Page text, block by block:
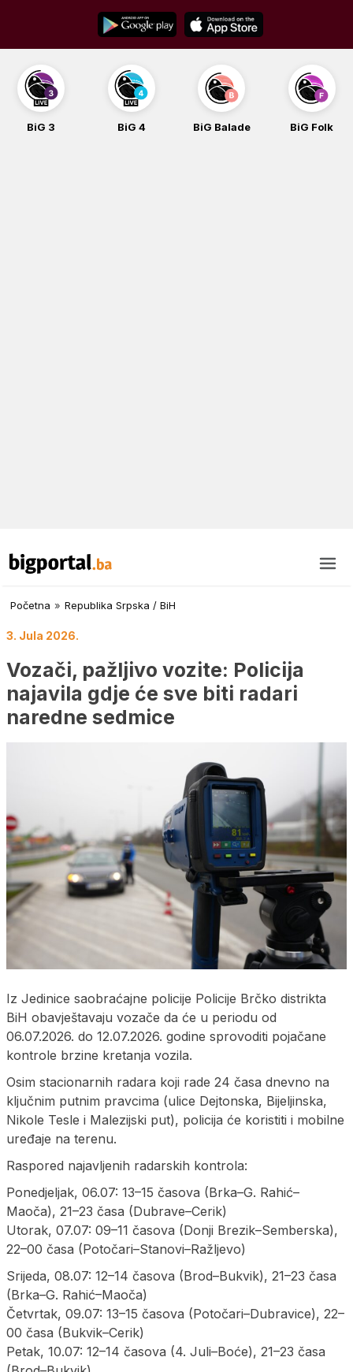
content
BiG 3 BiG 4 BiG Balade BiG Folk
Početna » Republika Srpska / BiH
3. Jula 2026.
Vozači, pažljivo vozite: Policija
najavila gdje će sve biti radari
naredne sedmice
Iz Jedinice saobraćajne policije Policije Brčko distrikta
BiH obavještavaju vozače da će u periodu od
06.07.2026. do 12.07.2026. godine sprovoditi pojačane
kontrole brzine kretanja vozila.
Osim stacionarnih radara koji rade 24 časa dnevno na
ključnim putnim pravcima (ulice Dejtonska, Bijeljinska,
Nikole Tesle i Malezijski put), policija će koristiti i mobilne
uređaje na terenu.
Raspored najavljenih radarskih kontrola:
Ponedjeljak, 06.07: 13–15 časova (Brka–G. Rahić–
Maoča), 21–23 časa (Dubrave–Cerik)
Utorak, 07.07: 09–11 časova (Donji Brezik–Semberska),
22–00 časa (Potočari–Stanovi–Ražljevo)
Srijeda, 08.07: 12–14 časova (Brod–Bukvik), 21–23 časa
(Brka–G. Rahić–Maoča)
Četvrtak, 09.07: 13–15 časova (Potočari–Dubravice), 22–
00 časa (Bukvik–Cerik)
Petak, 10.07: 12–14 časova (4. Juli–Boće), 21–23 časa